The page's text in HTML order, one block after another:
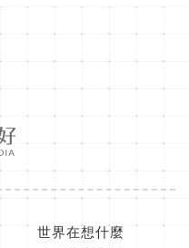
世界在想什麼